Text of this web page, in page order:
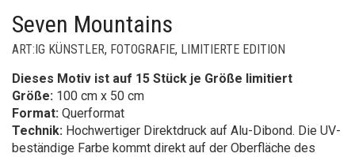
Seven Mountains
ART:IG KÜNSTLER, FOTOGRAFIE, LIMITIERTE EDITION
Dieses Motiv ist auf 15 Stück je Größe limitiert
Größe: 100 cm x 50 cm
Format: Querformat
Technik: Hochwertiger Direktdruck auf Alu-Dibond. Die UV-
beständige Farbe kommt direkt auf der Oberfläche des